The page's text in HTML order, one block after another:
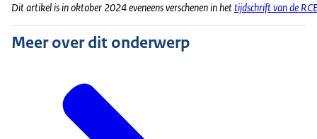
Dit artikel is in oktober 2024 eveneens verschenen in hettijdschrift van de RCE
Meer over dit onderwerp